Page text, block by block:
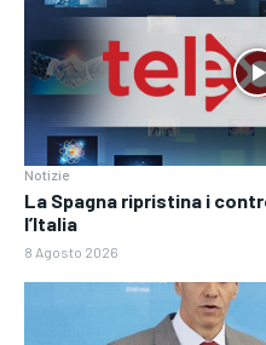
Notizie
La Spagna ripristina i
l’Italia
8 Agosto 2026